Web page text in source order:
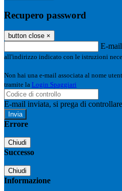
Recupero password
button close ×
E-mail
all'indirizzo indicato con le istruzioni
Non hai una e-mail associata al nome
tramite la Login Spaggiari
E-mail inviata, si prega di
Errore
Chiudi
Successo
Chiudi
Informazione